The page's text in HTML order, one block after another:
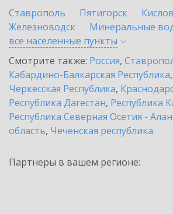
Ставрополь
Пятигорск
Железноводск
Минеральные
все населенные пункты
Смотрите также: Россия,
Кабардино-Балкарская Республика,
Черкесская Республика,
Республика Дагестан, Республика
Республика Северная Осетия -
область, Чеченская республика
Партнеры в вашем регионе: